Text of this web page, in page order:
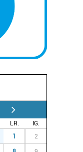
LR.
IG.
1 2